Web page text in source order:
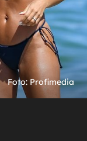
Foto: Profimedia